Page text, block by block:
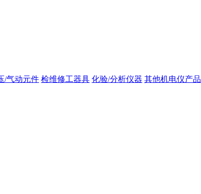
/气动元件 检维修工器具 化验/分析仪器 其他机电仪产品